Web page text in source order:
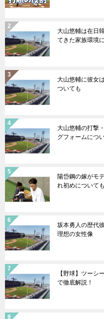
大山悠輔は在日
てきた家族環境
大山悠輔に彼女
ついても
大山悠輔の打撃
グフォームにつ
陽岱鋼の嫁がモ
れ初めについても
坂本勇人の歴代
理想の女性像
【野球】ツーシ
で徹底解説！